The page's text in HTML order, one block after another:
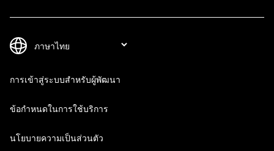
การเข้าสู่ระบบสำหรับผู้พัฒนา
ข้อกำหนดในการใช้บริการ
นโยบายความเป็นส่วนตัว